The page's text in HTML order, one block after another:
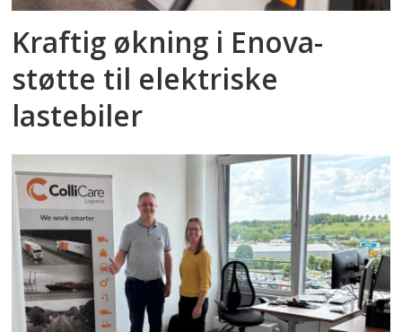
Kraftig økning i Enova-
støtte til elektriske
lastebiler